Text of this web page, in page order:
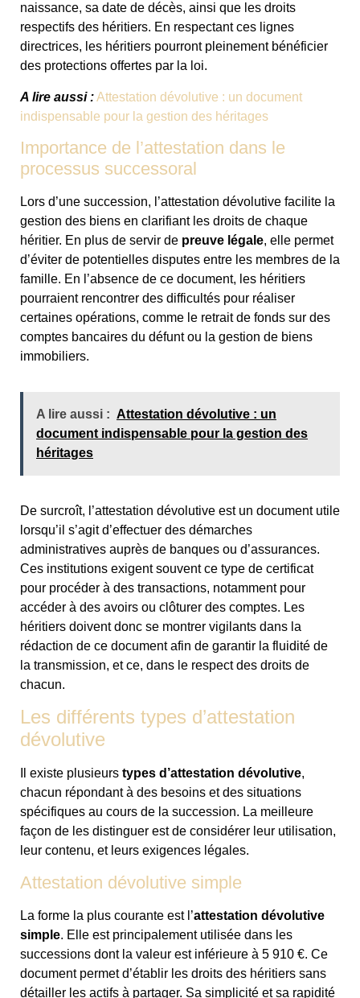
naissance, sa date de décès, ainsi que les droits
respectifs des héritiers. En respectant ces lignes
directrices, les héritiers pourront pleinement bénéficier
des protections offertes par la loi.
A lire aussi :Attestation dévolutive : un document
indispensable pour la gestion des héritages
Importance de l’attestation dans le
processus successoral
Lors d’une succession, l’attestation dévolutive facilite la
gestion des biens en clarifiant les droits de chaque
héritier. En plus de servir de preuve légale, elle permet
d’éviter de potentielles disputes entre les membres de la
famille. En l’absence de ce document, les héritiers
pourraient rencontrer des difficultés pour réaliser
certaines opérations, comme le retrait de fonds sur des
comptes bancaires du défunt ou la gestion de biens
immobiliers.
A lire aussi : Attestation dévolutive : un
document indispensable pour la gestion des
héritages
De surcroît, l’attestation dévolutive est un document utile
lorsqu’il s’agit d’effectuer des démarches
administratives auprès de banques ou d’assurances.
Ces institutions exigent souvent ce type de certificat
pour procéder à des transactions, notamment pour
accéder à des avoirs ou clôturer des comptes. Les
héritiers doivent donc se montrer vigilants dans la
rédaction de ce document afin de garantir la fluidité de
la transmission, et ce, dans le respect des droits de
chacun.
Les différents types d’attestation
dévolutive
Il existe plusieurs types d’attestation dévolutive,
chacun répondant à des besoins et des situations
spécifiques au cours de la succession. La meilleure
façon de les distinguer est de considérer leur utilisation,
leur contenu, et leurs exigences légales.
Attestation dévolutive simple
La forme la plus courante est l’attestation dévolutive
simple. Elle est principalement utilisée dans les
successions dont la valeur est inférieure à 5 910 €. Ce
document permet d’établir les droits des héritiers sans
détailler les actifs à partager. Sa simplicité et sa rapidité